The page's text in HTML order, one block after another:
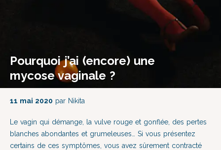
Pourquoi j’ai (encore) une
mycose vaginale ?
11 mai 2020 par Nikita
Le vagin qui démange, la vulve rouge et gonflée, des pertes
blanches abondantes et grumeleuses… Si vous présentez
certains de ces symptômes, vous avez sûrement contracté